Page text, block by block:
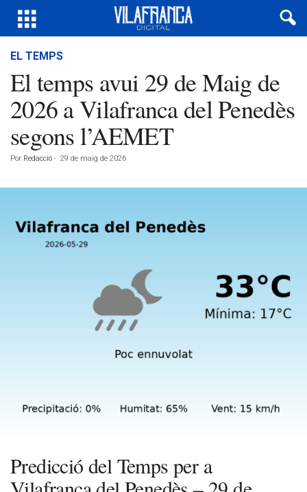
EL TEMPS
El temps avui 29 de Maig de
2026 a Vilafranca del Penedès
segons l’AEMET
Por Redacció - 29 de maig de 2026
Predicció del Temps per a